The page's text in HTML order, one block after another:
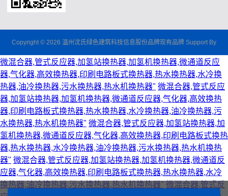
Copyright © 2026 温州沈氏绿色建筑科技信息股份品牌现有品牌 Support By
微混合器,管式反应器,加氢站换热器,加氢机换热器,微通道反应
器,气化器,高效换热器,印刷电路板式换热器,热水换热器,水冷换
热器,油冷换热器,污水换热器,热水机换热器" 微混合器,管式反应
器,加氢站换热器,加氢机换热器,微通道反应器,气化器,高效换热
器,印刷电路板式换热器,热水换热器,水冷换热器,油冷换热器,污
水换热器,热水机换热器" 微混合器,管式反应器,加氢站换热器,加
氢机换热器,微通道反应器,气化器,高效换热器,印刷电路板式换热
器,热水换热器,水冷换热器,油冷换热器,污水换热器,热水机换热
器" 微混合器,管式反应器,加氢站换热器,加氢机换热器,微通道反
应器,气化器,高效换热器,印刷电路板式换热器,热水换热器,水冷
换热器,油冷换热器,污水换热器,热水机换热器" 微混合器,管式反